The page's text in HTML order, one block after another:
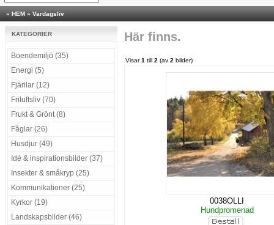
» HEM » Vardagsliv
KATEGORIER
Boendemiljö (35)
Energi (5)
Fjärilar (12)
Friluftsliv (70)
Frukt & Grönt (8)
Fåglar (26)
Husdjur (49)
Idé & inspirationsbilder (37)
Insekter & småkryp (25)
Kommunikationer (25)
Kyrkor (19)
Landskapsbilder (46)
Här finns.
Visar1 till 2 (av 2 bilder)
0038OLLI
Hundpromenad